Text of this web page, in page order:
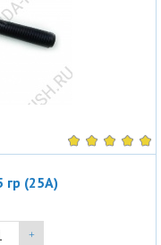
гр (25A)